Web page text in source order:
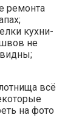
ремонта
кухни-
швов не
всё
на фото